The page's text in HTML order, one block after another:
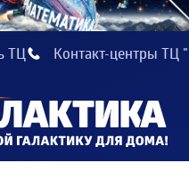
ТЦ Контакт-центры ТЦ